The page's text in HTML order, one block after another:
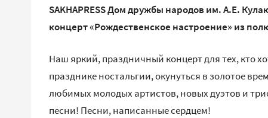
SAKHAPRESS Дом дружбы народов им. А.Е.
концерт «Рождественское настроение» из
Наш яркий, праздничный концерт для тех, кто
празднике ностальгии, окунуться в золотое
любимых молодых артистов, новых дуэтов и
песни! Песни, написанные сердцем!